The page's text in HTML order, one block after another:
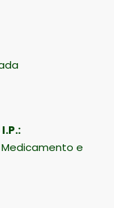
Medicamento e